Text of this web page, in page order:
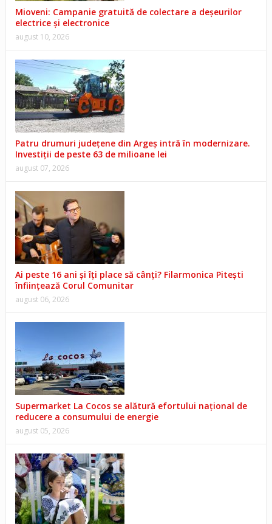
Mioveni: Campanie gratuită de colectare a deșeurilor
electrice și electronice
august 10, 2026
Patru drumuri județene din Argeș intră în modernizare.
Investiții de peste 63 de milioane lei
august 07, 2026
Ai peste 16 ani și îți place să cânți? Filarmonica Pitești
înființează Corul Comunitar
august 06, 2026
Supermarket La Cocos se alătură efortului național de
reducere a consumului de energie
august 05, 2026